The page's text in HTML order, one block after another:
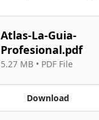
Atlas-La-Guia-
Profesional.pdf
5.27 MB • PDF File
Download